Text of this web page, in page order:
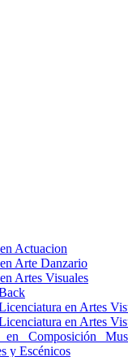
Actuacion
Arte Danzario
Artes Visuales
en Artes
en Artes
en Composición
y Escénicos